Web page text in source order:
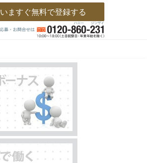
いますぐ無料で登録する